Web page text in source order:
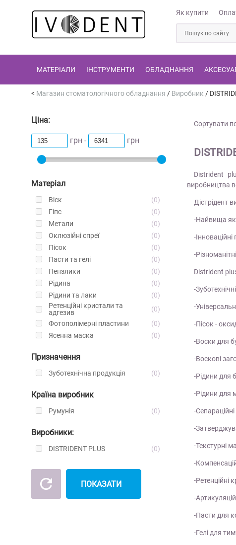
Як купити
МАТЕРІАЛИ ІНСТРУМЕНТИ ОБЛАДНАННЯ
Магазин стоматологічного обладнання / Виробник /
Ціна:
грн - грн
Матеріал
Віск
0
Гіпс
0
Метали
0
Оклюзійні спреї
0
Пісок
0
Пасти та гелі
0
Пензлики
0
Рідина
0
Рідини та лаки
0
Ретенційні кристали та
адгезив
0
Фотополімерні пластини
0
Ясенна маска
0
Призначення
Зуботехнічна продукція 0
Країна виробник
Румунія 0
Виробники:
DISTRIDENT PLUS 0
ПОКАЗАТИ
Сортувати
Distrident
виробництва
Дістрідент
-Найвища
-
-
Distrident
-
-
-Пісок -
-Воски для
-Воскові
-Рідини для
-Рідини для
-Сепараційні
-
-Текстурні
-
-Ретенційні
-
-Пасти для
-Гелі для